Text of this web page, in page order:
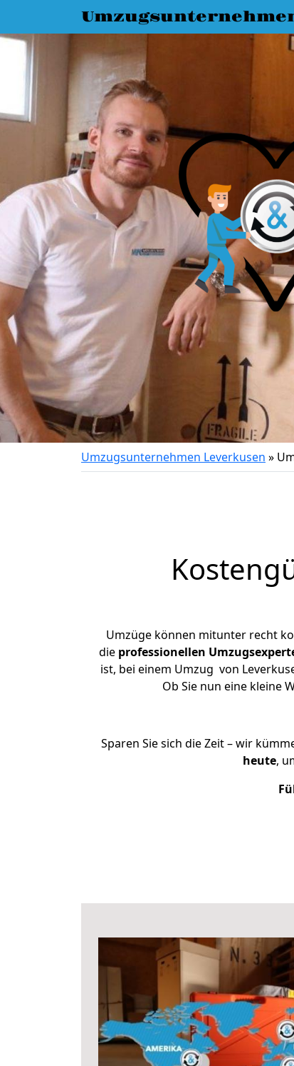
Umzugsunternehmen Leverkusen »
Umzüge können mitunter recht
die professionellen
ist, bei einem Umzug von
Ob Sie nun eine kleine
Sparen Sie sich die Zeit – wir
heute,